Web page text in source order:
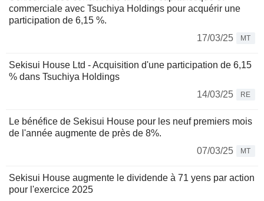
commerciale avec Tsuchiya Holdings pour acquérir une
participation de 6,15 %.
17/03/25
MT
Sekisui House Ltd - Acquisition d'une participation de 6,15
% dans Tsuchiya Holdings
14/03/25
RE
Le bénéfice de Sekisui House pour les neuf premiers mois
de l'année augmente de près de 8%.
07/03/25
MT
Sekisui House augmente le dividende à 71 yens par action
pour l'exercice 2025